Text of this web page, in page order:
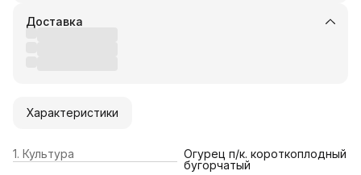
Удобный возврат
Доставка
Характеристики
1. Культура
Огурец п/к. короткоплодный
бугорчатый